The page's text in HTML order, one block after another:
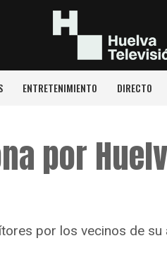
ENTRETENIMIENTO DIRECTO
por
por los vecinos de su